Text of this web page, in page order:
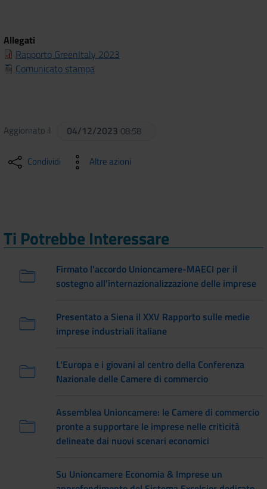
Allegati
Rapporto GreenItaly 2023
Comunicato stampa
Aggiornato il 04/12/2023 08:58
Condividi Altre azioni
Ti Potrebbe Interessare
Firmato l'accordo Unioncamere-MAECI per il
sostegno all’internazionalizzazione delle imprese
Presentato a Siena il XXV Rapporto sulle medie
imprese industriali italiane
L'Europa e i giovani al centro della Conferenza
Nazionale delle Camere di commercio
Assemblea Unioncamere: le Camere di commercio
pronte a supportare le imprese nelle criticità
delineate dai nuovi scenari economici
Su Unioncamere Economia & Imprese un